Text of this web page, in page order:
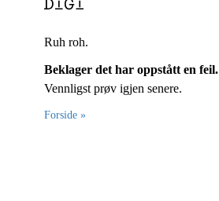
Ruh roh.
Beklager det har oppstått en feil.
Vennligst prøv igjen senere.
Forside »